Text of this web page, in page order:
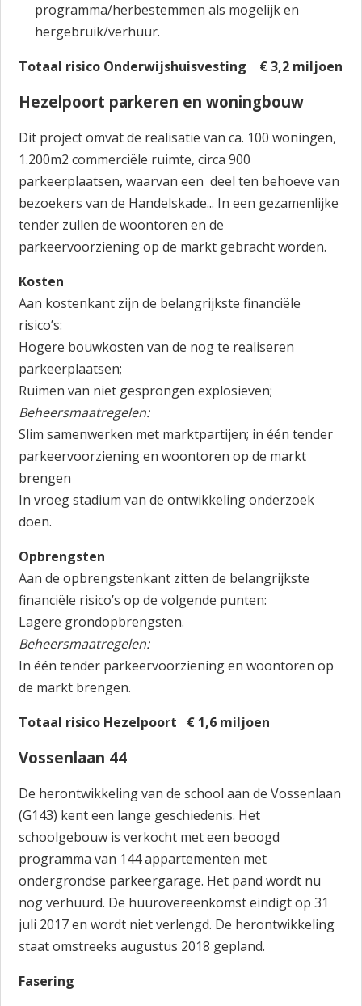
programma/herbestemmen als mogelijk en
hergebruik/verhuur.
Totaal risico Onderwijshuisvesting € 3,2 miljoen
Hezelpoort parkeren en woningbouw
Dit project omvat de realisatie van ca. 100 woningen,
1.200m2 commerciële ruimte, circa 900
parkeerplaatsen, waarvan een deel ten behoeve van
bezoekers van de Handelskade... In een gezamenlijke
tender zullen de woontoren en de
parkeervoorziening op de markt gebracht worden.
Kosten
Aan kostenkant zijn de belangrijkste financiële
risico’s:
Hogere bouwkosten van de nog te realiseren
parkeerplaatsen;
Ruimen van niet gesprongen explosieven;
Beheersmaatregelen:
Slim samenwerken met marktpartijen; in één tender
parkeervoorziening en woontoren op de markt
brengen
In vroeg stadium van de ontwikkeling onderzoek
doen.
Opbrengsten
Aan de opbrengstenkant zitten de belangrijkste
financiële risico’s op de volgende punten:
Lagere grondopbrengsten.
Beheersmaatregelen:
In één tender parkeervoorziening en woontoren op
de markt brengen.
Totaal risico Hezelpoort € 1,6 miljoen
Vossenlaan 44
De herontwikkeling van de school aan de Vossenlaan
(G143) kent een lange geschiedenis. Het
schoolgebouw is verkocht met een beoogd
programma van 144 appartementen met
ondergrondse parkeergarage. Het pand wordt nu
nog verhuurd. De huurovereenkomst eindigt op 31
juli 2017 en wordt niet verlengd. De herontwikkeling
staat omstreeks augustus 2018 gepland.
Fasering